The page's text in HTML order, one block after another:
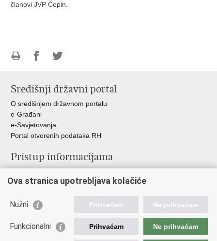
članovi JVP Čepin.
FacebookuTwitteru
Središnji državni portal
O središnjem državnom portalu
e-Građani
e-Savjetovanja
Portal otvorenih podataka RH
Pristup informacijama
Savjetovanje
Zapošljavanje
Odnosi s javnošću
Ova stranica upotrebljava kolačiće
Nužni Prihvaćam Ne prihvaćam
Funkcionalni Prihvaćam Ne prihvaćam